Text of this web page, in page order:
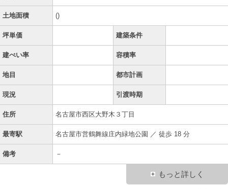
土地面積 ()
坪単価 建築条件
建ぺい率 容積率
地目 都市計画
現況 引渡時期
住所 名古屋市西区大野木３丁目
最寄駅 名古屋市営鶴舞線庄内緑地公園 ／ 徒歩 18 分
備考 －
もっと詳しく